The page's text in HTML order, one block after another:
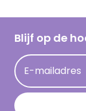
Hallmark
Acties
Persberichten
Hallmark en
Cadeau
Kaartinspiratie
Blijf op de
E-mailadres